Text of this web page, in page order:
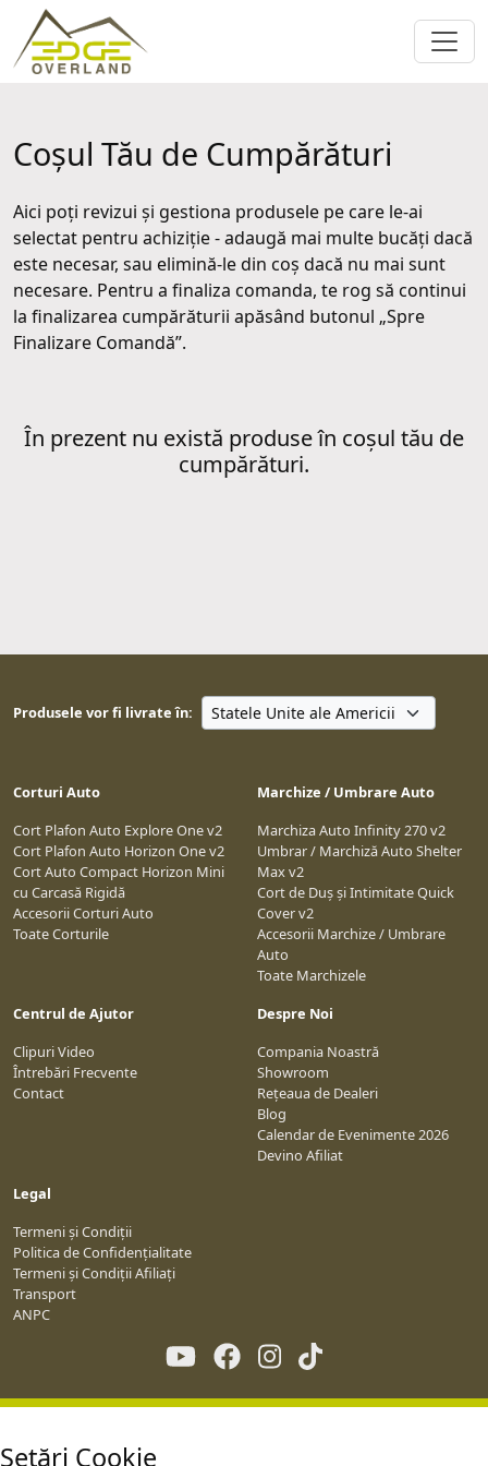
Setări Cookie
Coșul Tău de Cumpărături
Aici poți revizui și gestiona produsele pe care le-ai
selectat pentru achiziție - adaugă mai multe bucăți dacă
este necesar, sau elimină-le din coș dacă nu mai sunt
necesare. Pentru a finaliza comanda, te rog să continui
la finalizarea cumpărăturii apăsând butonul „Spre
Finalizare Comandă”.
În prezent nu există produse în coșul tău de
cumpărături.
Produsele vor fi livrate în:
Corturi Auto
Cort Plafon Auto Explore One v2
Cort Plafon Auto Horizon One v2
Cort Auto Compact Horizon Mini
cu Carcasă Rigidă
Accesorii Corturi Auto
Toate Corturile
Marchize / Umbrare Auto
Marchiza Auto Infinity 270 v2
Umbrar / Marchiză Auto Shelter
Max v2
Cort de Duș și Intimitate Quick
Cover v2
Accesorii Marchize / Umbrare
Auto
Toate Marchizele
Centrul de Ajutor
Clipuri Video
Întrebări Frecvente
Contact
Despre Noi
Compania Noastră
Showroom
Rețeaua de Dealeri
Blog
Calendar de Evenimente 2026
Devino Afiliat
Legal
Termeni și Condiții
Politica de Confidențialitate
Termeni și Condiții Afiliați
Transport
ANPC